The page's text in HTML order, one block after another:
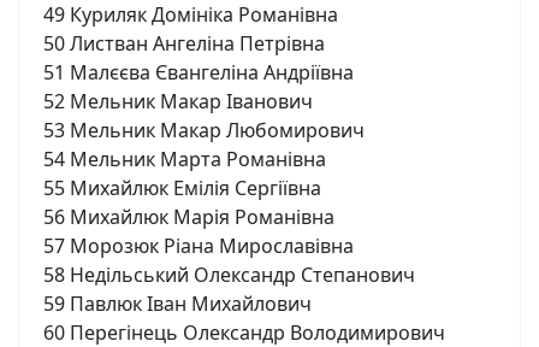
49 Куриляк Домініка Романівна
50 Листван Ангеліна Петрівна
51 Малєєва Євангеліна Андріївна
52 Мельник Макар Іванович
53 Мельник Макар Любомирович
54 Мельник Марта Романівна
55 Михайлюк Емілія Сергіївна
56 Михайлюк Марія Романівна
57 Морозюк Ріана Мирославівна
58 Недільський Олександр Степанович
59 Павлюк Іван Михайлович
60 Перегінець Олександр Володимирович